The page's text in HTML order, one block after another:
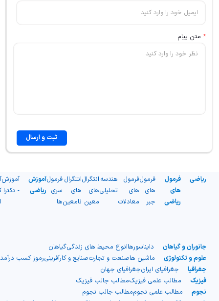
* متن پیام
ثبت و ارسال
ریاضی
فرمول
های
ریاضی
فرمول
های
جبر
فرمول
های
معادلات
هندسه
تحلیلی
انتگرال
های
معین
انتگرال
های
نامعین
فرمول
سری
ها
آموزش
ریاضی
آموزش
- دکترا
جانوران و گیاهان دایناسورهاانواع محیط های زندگیگیاهان
علوم و تکنولوژی
ماشین هاصنعت و تجارتصنایع و کارآفرینیرموز کسب درآمد
جغرافیا
جغرافیای ایرانجغرافیای جهان
فیزیک
مطالب علمی فیزیکمطالب جالب فیزیک
نجوم
مطالب علمی نجوممطالب جالب نجوم